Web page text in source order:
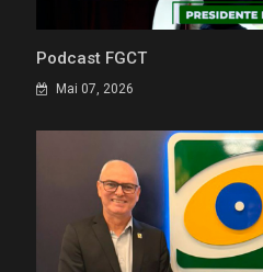
Podcast FGCT
Mai 07, 2026